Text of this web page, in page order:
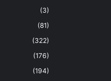
(3)
(81)
(322)
(176)
(194)